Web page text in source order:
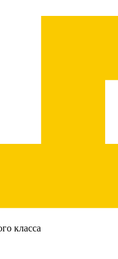
класса